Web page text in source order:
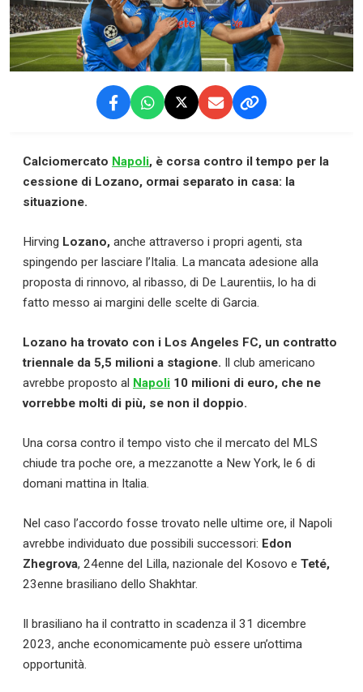
Calciomercato Napoli, è corsa contro il tempo per la
cessione di Lozano, ormai separato in casa: la
situazione.
Hirving Lozano, anche attraverso i propri agenti, sta
spingendo per lasciare l’Italia. La mancata adesione alla
proposta di rinnovo, al ribasso, di De Laurentiis, lo ha di
fatto messo ai margini delle scelte di Garcia.
Lozano ha trovato con i Los Angeles FC, un contratto
triennale da 5,5 milioni a stagione. Il club americano
avrebbe proposto al Napoli 10 milioni di euro, che ne
vorrebbe molti di più, se non il doppio.
Una corsa contro il tempo visto che il mercato del MLS
chiude tra poche ore, a mezzanotte a New York, le 6 di
domani mattina in Italia.
Nel caso l’accordo fosse trovato nelle ultime ore, il Napoli
avrebbe individuato due possibili successori: Edon
Zhegrova, 24enne del Lilla, nazionale del Kosovo e Teté,
23enne brasiliano dello Shakhtar.
Il brasiliano ha il contratto in scadenza il 31 dicembre
2023, anche economicamente può essere un’ottima
opportunità.